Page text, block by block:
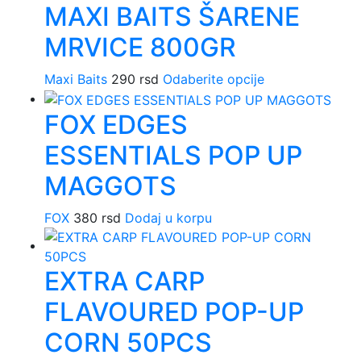
MAXI BAITS ŠARENE
MRVICE 800GR
Maxi Baits 290 rsd Odaberite opcije
proizvod
varijanti.
izabrane
FOX EDGES
ESSENTIALS POP UP
MAGGOTS
FOX 380 rsd Dodaj u korpu
EXTRA CARP
FLAVOURED POP-UP
CORN 50PCS